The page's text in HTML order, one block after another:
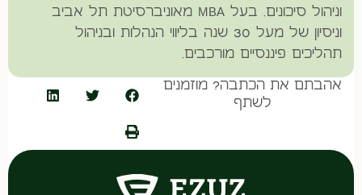
וניהול סיכונים. בעל MBA מאוניברסיטת תל אביב
וניסיון של מעל 30 שנה בליווי הנהלות ובניהול
תהליכים פיננסיים מורכבים.
אהבתם את הכתבה? מוזמנים
לשתף